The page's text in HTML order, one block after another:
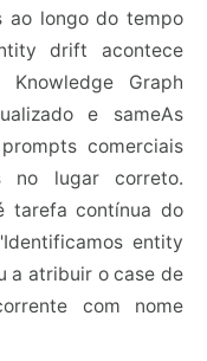
ao longo do tempo
drift acontece
Graph
e sameAs
comerciais
no lugar correto.
tarefa contínua do
entity
a atribuir o case de
com nome